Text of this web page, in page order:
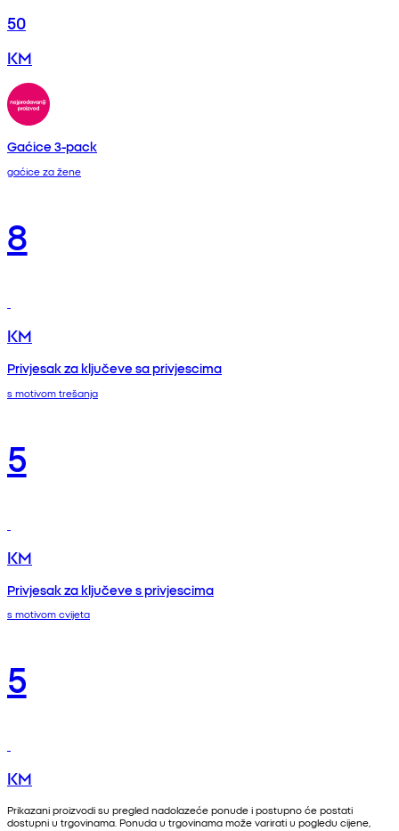
50
KM
Gaćice 3-pack
gaćice za žene
8
KM
Privjesak za ključeve sa privjescima
s motivom trešanja
5
KM
Privjesak za ključeve s privjescima
s motivom cvijeta
5
KM
Prikazani proizvodi su pregled nadolazeće ponude i postupno će postati
dostupni u trgovinama. Ponuda u trgovinama može varirati u pogledu cijene,